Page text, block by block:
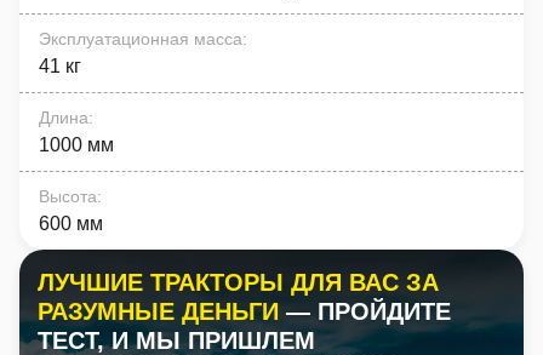
Эксплуатационная масса:
41 кг
Длина:
1000 мм
Высота:
600 мм
ЛУЧШИЕ ТРАКТОРЫ ДЛЯ ВАС ЗА
РАЗУМНЫЕ ДЕНЬГИ — ПРОЙДИТЕ
ТЕСТ, И МЫ ПРИШЛЕМ